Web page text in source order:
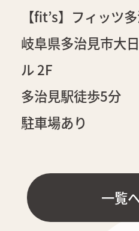
【fit’s】フィッツ
岐阜県多治見市大
ル 2F
多治見駅徒歩5分
駐車場あり
一覧